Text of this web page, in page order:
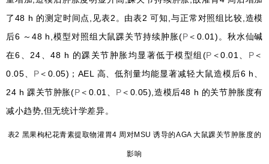
了48 h 的测定时间点,见表2。由表2 可知,与正常对照组比较,造模
后6 ～48 h,模型对照组大鼠踝关节持续肿胀(P＜0.01)。秋水仙碱
在6、24、48 h 的踝关节肿胀均显著低于模型组(P ＜0.01、 P＜
0.05、 P＜0.05)；AEL 高、低剂量均能显著减轻大鼠造模后6 h、
24 h 踝关节肿胀(P＜0.01、 P＜0.05),造模后48 h 的关节肿胀度有
减小趋势,但无统计学差异。
表2 黑果枸杞花青素提取物灌胃4 周对MSU 诱导的AGA 大鼠踝关节肿胀度的
影响